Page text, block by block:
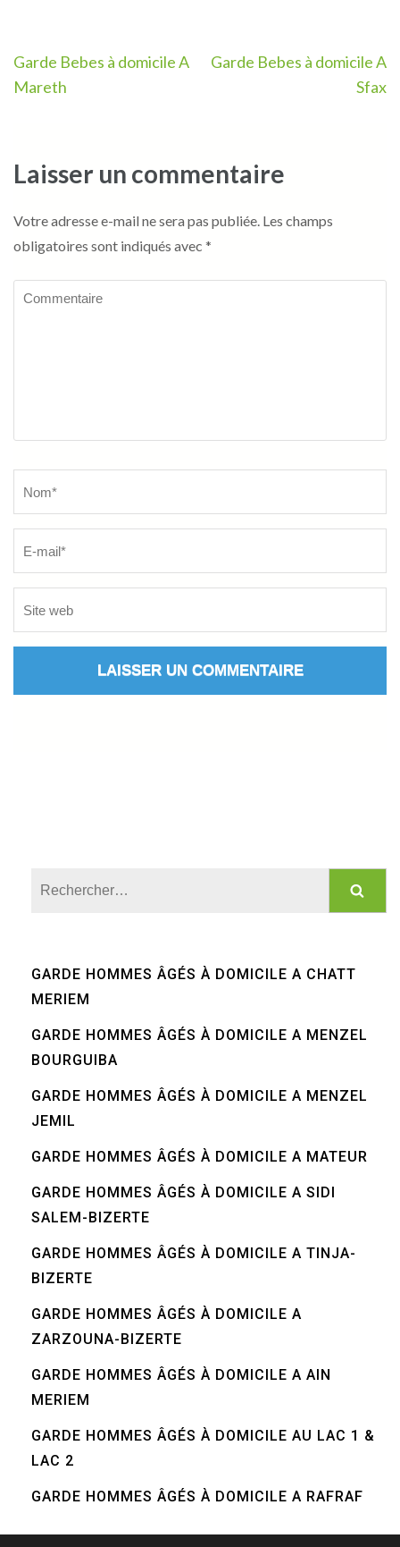
Navigation
de
Garde Bebes à domicile A
Mareth
Garde Bebes à domicile A
Sfax
Laisser un commentaire
Votre adresse e-mail ne sera pas publiée. Les champs
obligatoires sont indiqués avec *
Commentaire
GARDE HOMMES ÂGÉS À DOMICILE A CHATT
MERIEM
GARDE HOMMES ÂGÉS À DOMICILE A MENZEL
BOURGUIBA
GARDE HOMMES ÂGÉS À DOMICILE A MENZEL
JEMIL
GARDE HOMMES ÂGÉS À DOMICILE A MATEUR
GARDE HOMMES ÂGÉS À DOMICILE A SIDI
SALEM-BIZERTE
GARDE HOMMES ÂGÉS À DOMICILE A TINJA-
BIZERTE
GARDE HOMMES ÂGÉS À DOMICILE A
ZARZOUNA-BIZERTE
GARDE HOMMES ÂGÉS À DOMICILE A AIN
MERIEM
GARDE HOMMES ÂGÉS À DOMICILE AU LAC 1 &
LAC 2
GARDE HOMMES ÂGÉS À DOMICILE A RAFRAF